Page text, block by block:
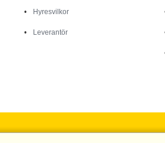
Hyresvilkor
Leverantör